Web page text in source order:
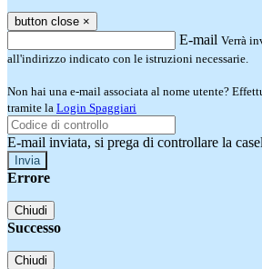
button close ×
E-mail Verrà
all'indirizzo indicato con le istruzioni necessarie.
Non hai una e-mail associata al nome utente?
tramite la Login Spaggiari
E-mail inviata, si prega di controllare la
Errore
Chiudi
Successo
Chiudi